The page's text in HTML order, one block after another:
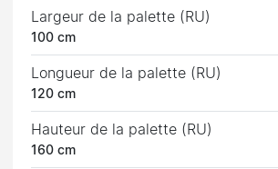
Largeur de la palette (RU)
100 cm
Longueur de la palette (RU)
120 cm
Hauteur de la palette (RU)
160 cm